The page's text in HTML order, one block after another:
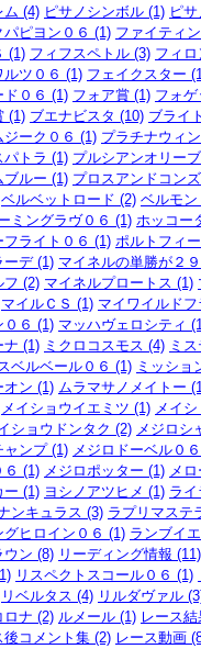
ム (4) ピサノシンボル (1) ピ
パピヨン０６ (1) ファイティ
(1) フィフスペトル (3) フィ
ルツ０６ (1) フェイクスター
ド０６ (1) フォア賞 (1) フォ
(1) ブエナビスタ (10) ブライ
ジーク０６ (1) プラチナウィ
パトラ (1) プルシアンオリー
ブルー (1) プロスアンドコン
ベルベットロード (2) ベルモン
ミングラヴ０６ (1) ホッコー
フライト０６ (1) ポルトフィ
ーデ (1) マイネルの単勝が２
フ (2) マイネルプロートス (1)
マイルＣＳ (1) マイワイルド
０６ (1) マッハヴェロシティ
ナ (1) ミクロコスモス (4) ミ
ベルベール０６ (1) ミッショ
オン (1) ムラマサノメイトー
メイショウイエミツ (1) メイ
ショウドンタク (2) メジロシ
ャンプ (1) メジロドーベル０
６ (1) メジロポッター (1) メ
ー (1) ヨシノアツヒメ (1) ラ
ンキュラス (3) ラプリマステ
グヒロイン０６ (1) ランブイ
ウン (8) リーディング情報 (11)
リスペクトスコール０６ (1)
リベルタス (4) リルダヴァル
ロナ (2) ルメール (1) レース
後コメント集 (2) レース動画